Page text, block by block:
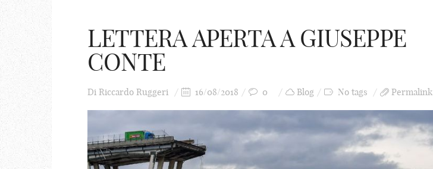
LETTERA APERTA A GIUSEPPE
CONTE
Di Riccardo Ruggeri 16/08/2018 0 Blog No tags Permalink